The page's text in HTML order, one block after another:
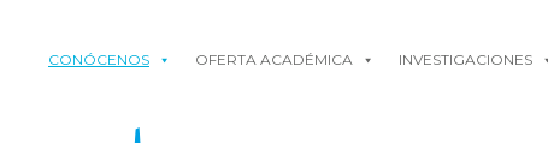
CONÓCENOS OFERTA ACADÉMICA INVESTIGACIONES